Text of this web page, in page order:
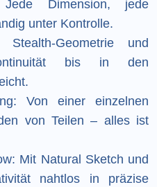
Dimension, jede
unter Kontrolle.
Stealth-Geometrie und
bis in den
Von einer einzelnen
von Teilen – alles ist
Mit Natural Sketch und
nahtlos in präzise